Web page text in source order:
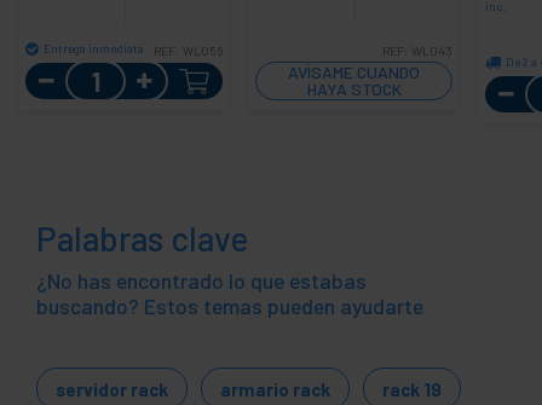
Entrega inmediata REF: WL056
Cantidad
REF: WL043
AVÍSAME CUANDO
HAYA STOCK
inc.
De 2
Palabras clave
¿No has encontrado lo que estabas
buscando? Estos temas pueden ayudarte
servidor rack armario rack rack 19